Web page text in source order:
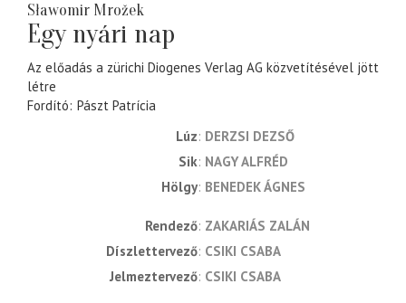
Sławomir Mrožek
Egy nyári nap
Az előadás a zürichi Diogenes Verlag AG közvetítésével jött
létre
Fordító Pászt Patrícia
Lúz DERZSI DEZSŐ
Sik NAGY ALFRÉD
Hölgy BENEDEK ÁGNES
rendező ZAKARIÁS ZALÁN
díszlettervező CSIKI CSABA
jelmeztervező CSIKI CSABA